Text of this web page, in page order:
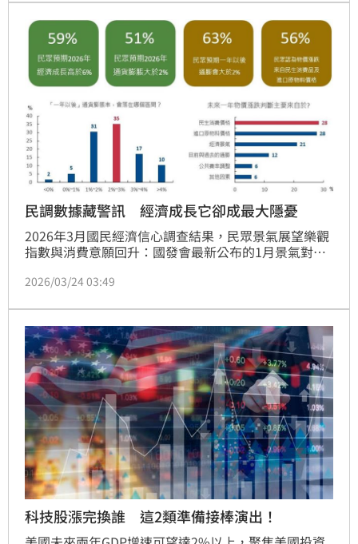
終止，計有412名員工恢復原本勞動條件。本期事業單
位通報減班休息實施人數多在50人以下；實施期間多數
為3個月（含）以下。
民調數據藏警訊 經濟成長它卻成最大隱憂
2026年3月國民經濟信心調查結果，民眾景氣展望樂觀
指數與消費意願回升：國發會最新公布的1月景氣對策
呈穩健成長。本月調查顯示，景氣現況樂觀指數上升至
升至16.0，耐久財消費意願指數回升至-6.8。
2026/03/24 03:49
科技股漲完換誰 這2類準備接棒演出！